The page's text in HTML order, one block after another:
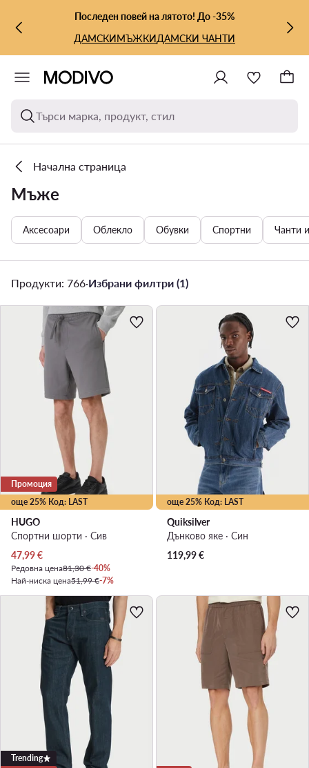
КЪМ ОСНОВНОТО СЪДЪРЖАНИЕ
КЪМ ТЪРСЕНЕПоследен повей на лятото! До -35%
ДАМСКИМЪЖКИДАМСКИ ЧАНТИ
Търси марка, продукт, стил
Начална страница
Мъже
Аксесоари Облекло Обувки Спортни Чанти
Продукти: 766·Избрани филтри (1)
още 25% Код: LAST
Промоция
HUGO
Спортни шорти · Сив
Актуална цена
47,99€
Редовна цена81,30 €-40%
Най-ниска цена51,99 €-7%
още 25% Код: LAST
Quiksilver
Дънково яке · Син
119,99€
Trending